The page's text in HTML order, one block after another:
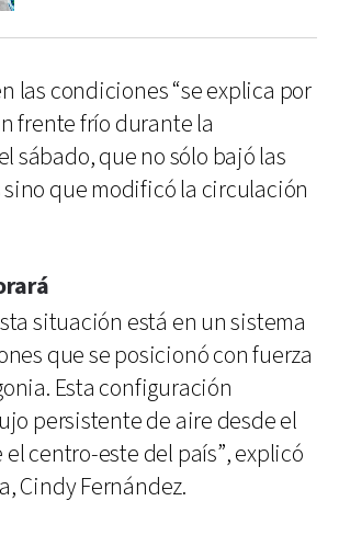
las condiciones “se explica por
frente frío durante la
sábado, que no sólo bajó las
que modificó la circulación
situación está en un sistema
que se posicionó con fuerza
Esta configuración
persistente de aire desde el
centro-este del país”, explicó
Cindy Fernández.